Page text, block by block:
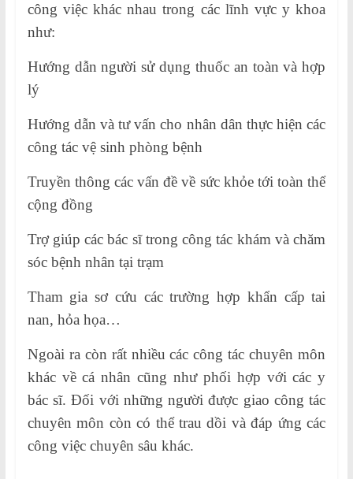
công việc khác nhau trong các lĩnh vực y khoa
như:
Hướng dẫn người sử dụng thuốc an toàn và hợp
lý
Hướng dẫn và tư vấn cho nhân dân thực hiện các
công tác vệ sinh phòng bệnh
Truyền thông các vấn đề về sức khỏe tới toàn thể
cộng đồng
Trợ giúp các bác sĩ trong công tác khám và chăm
sóc bệnh nhân tại trạm
Tham gia sơ cứu các trường hợp khẩn cấp tai
nan, hỏa họa…
Ngoài ra còn rất nhiều các công tác chuyên môn
khác về cá nhân cũng như phối hợp với các y
bác sĩ. Đối với những người được giao công tác
chuyên môn còn có thể trau dồi và đáp ứng các
công việc chuyên sâu khác.